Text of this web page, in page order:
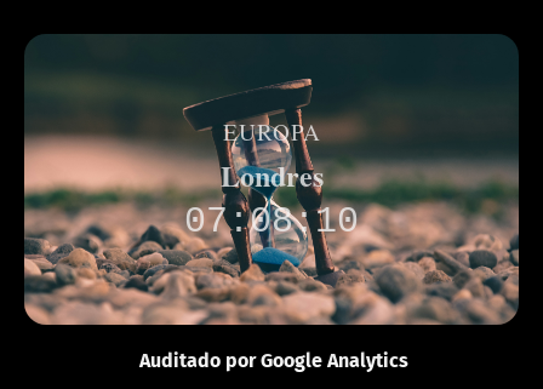
EUROPA
Londres
07:08:10
Auditado por Google Analytics